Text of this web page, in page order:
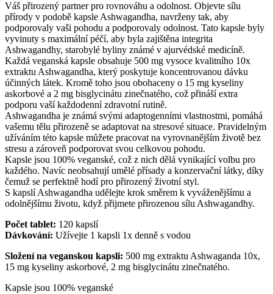
Váš přirozený partner pro rovnováhu a odolnost. Objevte sílu
přírody v podobě kapsle Ashwagandha, navrženy tak, aby
podporovaly vaši pohodu a podporovaly odolnost. Tato kapsle byly
vyvinuty s maximální péčí, aby byla zajištěna integrita
Ashwagandhy, starobylé byliny známé v ajurvédské medicíně.
Každá veganská kapsle obsahuje 500 mg vysoce kvalitního 10x
extraktu Ashwagandha, který poskytuje koncentrovanou dávku
účinných látek. Kromě toho jsou obohaceny o 15 mg kyseliny
askorbové a 2 mg bisglycinátu zinečnatého, což přináší extra
podporu vaší každodenní zdravotní rutině.
Ashwagandha je známá svými adaptogenními vlastnostmi, pomáhá
vašemu tělu přirozeně se adaptovat na stresové situace. Pravidelným
užíváním této kapsle můžete pracovat na vyrovnanějším životě bez
stresu a zároveň podporovat svou celkovou pohodu.
Kapsle jsou 100% veganské, což z nich dělá vynikající volbu pro
každého. Navíc neobsahují umělé přísady a konzervační látky, díky
čemuž se perfektně hodí pro přirozený životní styl.
S kapslí Ashwagandha udělejte krok směrem k vyváženějšímu a
odolnějšímu životu, když přijmete přirozenou sílu Ashwagandhy.
Počet tablet: 120 kapslí
Dávkování: Užívejte 1 kapsli 1x denně s vodou
Složení na veganskou kapsli: 500 mg extraktu Ashwaganda 10x,
15 mg kyseliny askorbové, 2 mg bisglycinátu zinečnatého.
Kapsle jsou 100% veganské